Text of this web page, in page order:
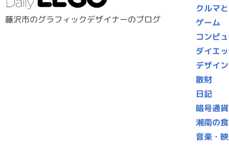
藤沢市のグラフィックデザイナーのブログ
クルマ
ゲーム
コンピ
ダイエ
デザイ
散財
日記
暗号通
湘南の
音楽・